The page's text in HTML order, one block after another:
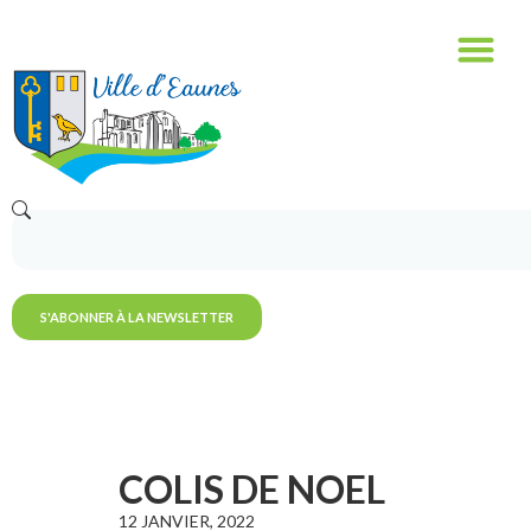
S'ABONNER À LA NEWSLETTER
COLIS DE NOEL
12 JANVIER, 2022